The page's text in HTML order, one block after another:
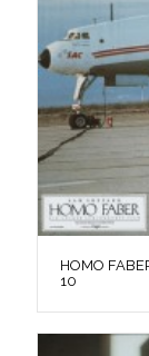
HOMO
10